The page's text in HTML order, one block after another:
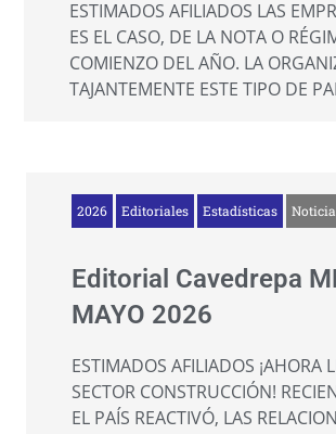
ESTIMADOS AFILIADOS LAS
ES EL CASO, DE LA NOTA O
COMIENZO DEL AÑO. LA
TAJANTEMENTE ESTE TIPO DE
2026 Editoriales Estadísticas
Editorial Cavedrepa
MAYO 2026
ESTIMADOS AFILIADOS ¡AHORA
SECTOR CONSTRUCCIÓN!
EL PAÍS REACTIVÓ, LAS